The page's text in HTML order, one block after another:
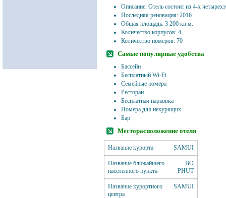
Описание: Отель состоит из 4-х
Последняя реновация: 2016
Общая площадь: 3 200 кв.м.
Количество корпусов: 4
Количество номеров: 70
Самые популярные удобства
Бассейн
Бесплатный Wi-Fi
Семейные номера
Ресторан
Бесплатная парковка
Номера для некурящих
Бар
Месторасположение отеля
Название курорта SAMUI
Название ближайшего
населенного пункта
BO
PHUT
Название курортного
центра
SAMUI